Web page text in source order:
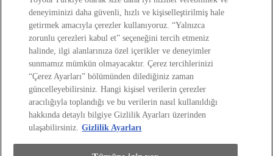
Yasal Bilgilendirme
Yasal Uyarı ve Bilgilendirme
Çerez Politikası
Kişisel Verilerin Korunması
Kişisel Veri Paylaşımı ve İletişim İzni
Bilgi Toplumu Hizmetleri(Opens in new window)
TAKATA Hava Yastığı Geri Çağırma
Yakıt Ekonomisi ve CO2 Emisyonu
Kalite Standartları
Pazarlama Faaliyetleri İçin Açık Rıza
Web Erişilebilirlik Beyanı
deneyiminizi daha güvenli, hızlı ve kişiselleştirilmiş hale
getirmek amacıyla çerezler kullanıyoruz. “Yalnızca
zorunlu çerezleri kabul et” seçeneğini tercih etmeniz
halinde, ilgi alanlarınıza özel içerikler ve deneyimler
sunmamız mümkün olmayacaktır. Çerez tercihlerinizi
“Çerez Ayarları” bölümünden dilediğiniz zaman
güncelleyebilirsiniz. Hangi kişisel verilerin çerezler
aracılığıyla toplandığı ve bu verilerin nasıl kullanıldığı
hakkında detaylı bilgiye Gizlilik Ayarları üzerinden
ulaşabilirsiniz. Gizlilik Ayarları